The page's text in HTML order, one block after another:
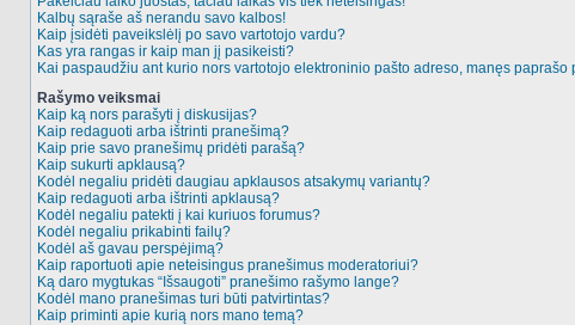
Kalbų sąraše aš nerandu savo kalbos!
Kaip įsidėti paveikslėlį po savo vartotojo vardu?
Kas yra rangas ir kaip man jį pasikeisti?
Kai paspaudžiu ant kurio nors vartotojo elektroninio pašto adreso, manęs paprašo
Rašymo veiksmai
Kaip ką nors parašyti į diskusijas?
Kaip redaguoti arba ištrinti pranešimą?
Kaip prie savo pranešimų pridėti parašą?
Kaip sukurti apklausą?
Kodėl negaliu pridėti daugiau apklausos atsakymų variantų?
Kaip redaguoti arba ištrinti apklausą?
Kodėl negaliu patekti į kai kuriuos forumus?
Kodėl negaliu prikabinti failų?
Kodėl aš gavau perspėjimą?
Kaip raportuoti apie neteisingus pranešimus moderatoriui?
Ką daro mygtukas “Išsaugoti” pranešimo rašymo lange?
Kodėl mano pranešimas turi būti patvirtintas?
Kaip priminti apie kurią nors mano temą?